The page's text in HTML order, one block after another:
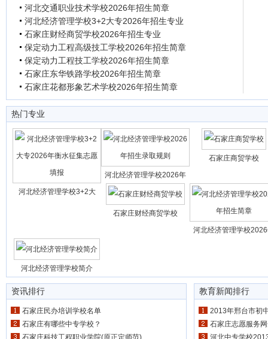
河北交通职业技术学校2026年招生简章
河北经济管理学校3+2大专2026年招生专业
石家庄财经商贸学校2026年招生专业
保定动力工程高级技工学校2026年招生简章
保定动力工程技工学校2026年招生简章
石家庄东华铁路学校2026年招生简章
石家庄花都形象艺术学校2026年招生简章
热门专业
河北经济管理学校3+2大
河北经济管理学校2026年
石家庄商贸学校
石家庄财经商贸学校
河北经济管理学校
河北经济管理学校简介
资讯排行
石家庄民办培训学校名单
石家庄有哪些中专学校？
石家庄科技工程职业学院(原正定师范)
教育新闻排行
2013年邢台市初
石家庄志愿服务
河北中专学校